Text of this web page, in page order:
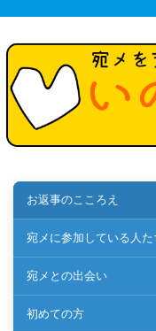
お返事のこころえ
宛メに参加している人た
宛メとの出会い
初めての方